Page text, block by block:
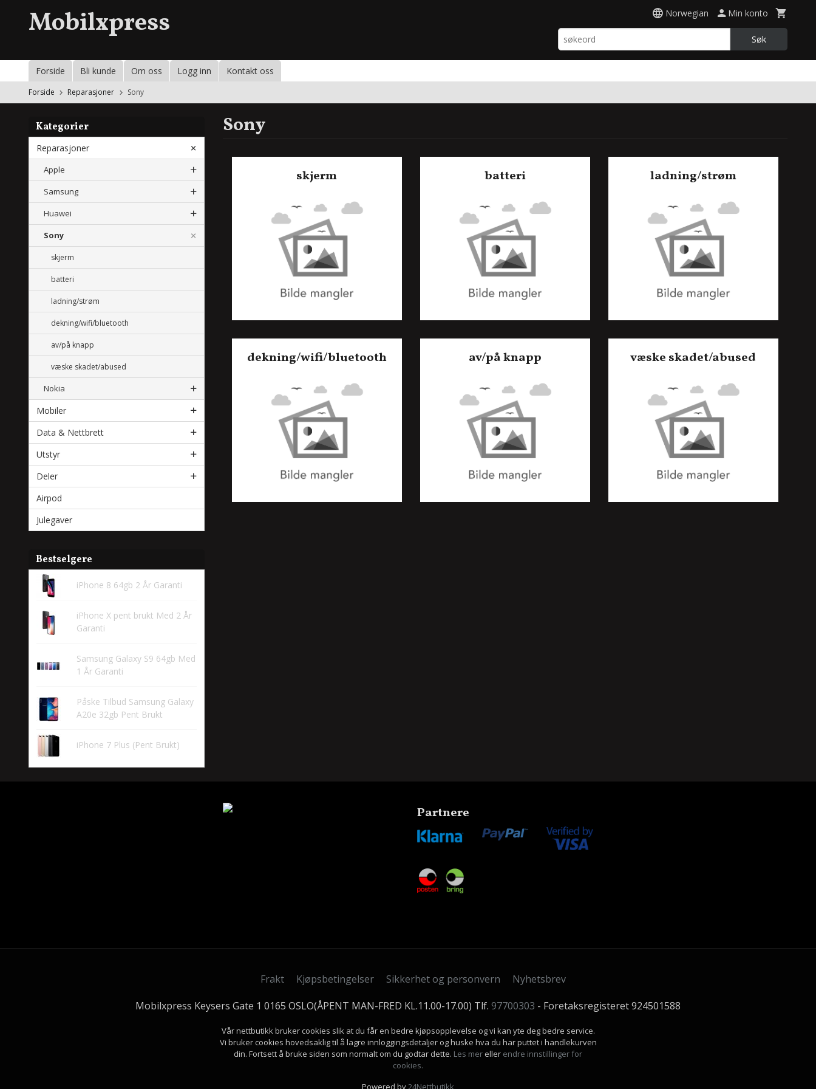
Mobilxpress Norwegian Min konto
Søk
Forside Bli kunde Om oss Logg inn Kontakt oss
Forside Reparasjoner Sony
Kategorier
Reparasjoner
Apple
Samsung
Huawei
Sony
skjerm
batteri
ladning/strøm
dekning/wifi/bluetooth
av/på knapp
væske skadet/abused
Nokia
Mobiler
Data & Nettbrett
Utstyr
Deler
Airpod
Julegaver
Bestselgere
iPhone 8 64gb 2 År Garanti
iPhone X pent brukt Med 2 År
Garanti
Samsung Galaxy S9 64gb Med
1 År Garanti
Påske Tilbud Samsung Galaxy
A20e 32gb Pent Brukt
iPhone 7 Plus (Pent Brukt)
Sony
skjerm batteri ladning/strøm
dekning/wifi/bluetooth av/på knapp væske skadet/abused
Partnere
Frakt Kjøpsbetingelser Sikkerhet og personvern
Nyhetsbrev
Mobilxpress Keysers Gate 1 0165 OSLO(ÅPENT MAN-FRED KL.11.00-17.00) Tlf. 97700303 - Foretaksregisteret 924501588
Vår nettbutikk bruker cookies slik at du får en bedre kjøpsopplevelse og vi kan yte deg bedre service.
Vi bruker cookies hovedsaklig til å lagre innloggingsdetaljer og huske hva du har puttet i handlekurven
din. Fortsett å bruke siden som normalt om du godtar dette. Les mer eller endre innstillinger for
cookies.
Powered by 24Nettbutikk